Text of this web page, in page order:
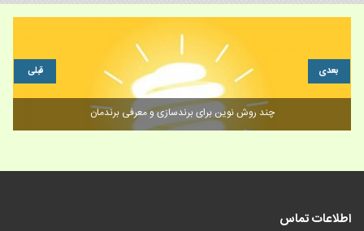
چند روش نوین برای برندسازی و معرفی برندمان
قبلی بعدی
اطلاعات تماس